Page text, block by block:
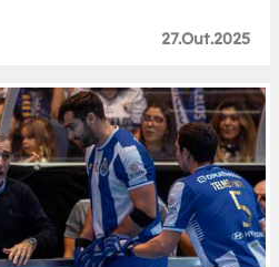
27.Out.2025